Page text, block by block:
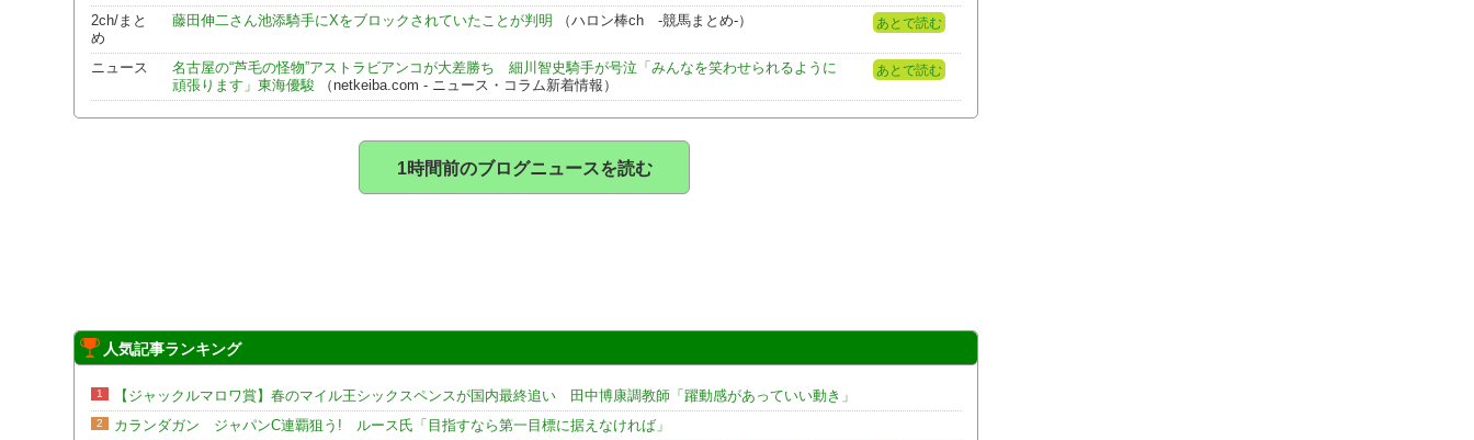
2ch/まと
め
藤田伸二さん池添騎手にXをブロックされていたことが判明 （ハロン棒ch -競馬まとめ-） あとで読む
ニュース
名古屋の“芦毛の怪物”アストラビアンコが大差勝ち 細川智史騎手が号泣「みんなを笑わせられるように
頑張ります」東海優駿 （netkeiba.com - ニュース・コラム新着情報）
あとで読む
1時間前のブログニュースを読む
人気記事ランキング
1 【ジャックルマロワ賞】春のマイル王シックスペンスが国内最終追い 田中博康調教師「躍動感があっていい動き」
2 カランダガン ジャパンC連覇狙う! ルース氏「目指すなら第一目標に据えなければ」